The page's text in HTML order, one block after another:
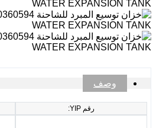
وصف
رقم YIP: